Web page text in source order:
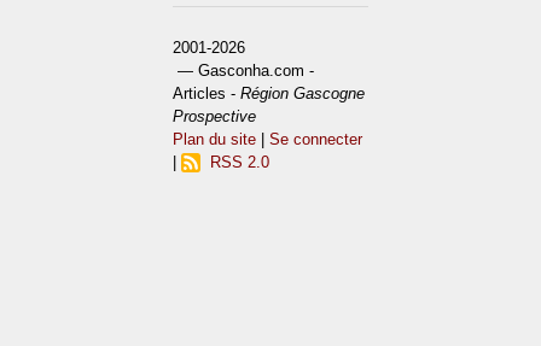
2001-2026
— Gasconha.com -
Articles -Région Gascogne
Prospective
Plan du site |Se connecter
RSS 2.0